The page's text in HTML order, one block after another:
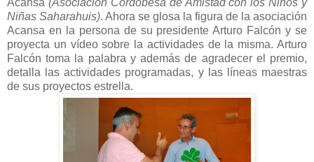
Niñas Saharahuis). Ahora se glosa la figura de la asociación
Acansa en la persona de su presidente Arturo Falcón y se
proyecta un vídeo sobre la actividades de la misma. Arturo
Falcón toma la palabra y además de agradecer el premio,
detalla las actividades programadas, y las líneas maestras
de sus proyectos estrella.